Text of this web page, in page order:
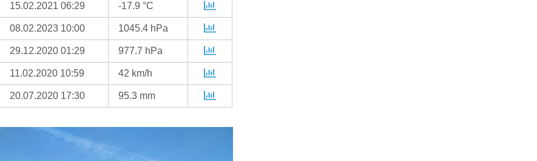
15.02.2021 06:29 -17.9 °C
08.02.2023 10:00 1045.4 hPa
29.12.2020 01:29 977.7 hPa
11.02.2020 10:59 42 km/h
20.07.2020 17:30 95.3 mm